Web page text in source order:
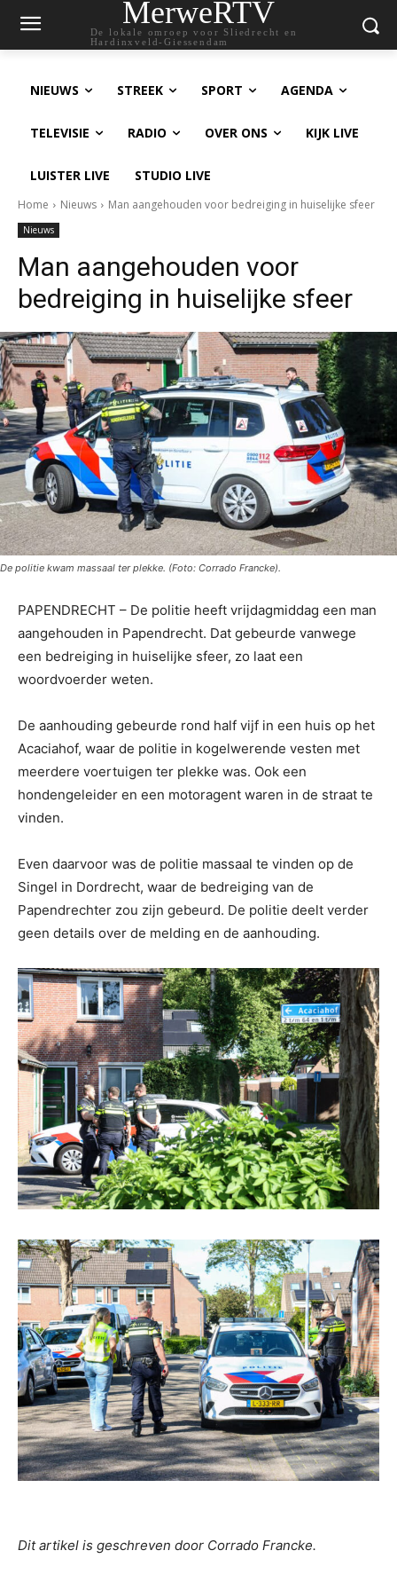
MerweRTV
De lokale omroep voor Sliedrecht en
Hardinxveld-Giessendam
NIEUWS STREEK SPORT AGENDA
TELEVISIE RADIO OVER ONS KIJK LIVE
LUISTER LIVE STUDIO LIVE
Home Nieuws Man aangehouden voor bedreiging in huiselijke sfeer
Nieuws
Man aangehouden voor
bedreiging in huiselijke sfeer
De politie kwam massaal ter plekke. (Foto: Corrado Francke).
PAPENDRECHT – De politie heeft vrijdagmiddag een man
aangehouden in Papendrecht. Dat gebeurde vanwege
een bedreiging in huiselijke sfeer, zo laat een
woordvoerder weten.
De aanhouding gebeurde rond half vijf in een huis op het
Acaciahof, waar de politie in kogelwerende vesten met
meerdere voertuigen ter plekke was. Ook een
hondengeleider en een motoragent waren in de straat te
vinden.
Even daarvoor was de politie massaal te vinden op de
Singel in Dordrecht, waar de bedreiging van de
Papendrechter zou zijn gebeurd. De politie deelt verder
geen details over de melding en de aanhouding.
Dit artikel is geschreven door Corrado Francke.